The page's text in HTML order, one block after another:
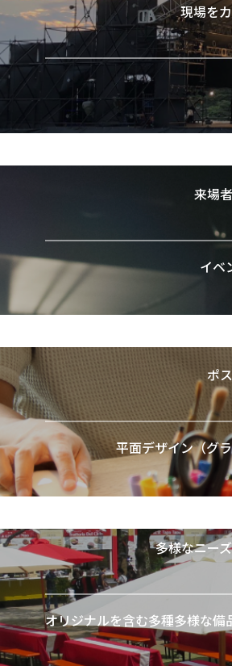
現場を
来場
イベ
ポ
平面デザイン（グ
多様なニー
オリジナルを含む多種多様な備